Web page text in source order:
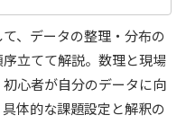
、データの整理・分布の
立てて解説。数理と現場
心者が自分のデータに向
体的な課題設定と解釈の